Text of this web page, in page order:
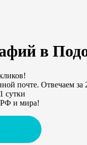
в
почте. Отвечаем за
сутки
и мира!